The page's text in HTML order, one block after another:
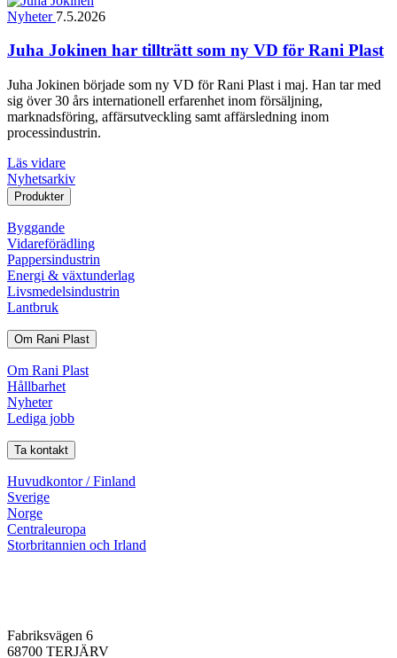
Nyheter 7.5.2026
Juha Jokinen har tillträtt som ny VD för Rani Plast
Juha Jokinen började som ny VD för Rani Plast i maj. Han tar med
sig över 30 års internationell erfarenhet inom försäljning,
marknadsföring, affärsutveckling samt affärsledning inom
processindustrin.
Läs vidare
Nyhetsarkiv
Produkter
Byggande
Vidareförädling
Pappersindustrin
Energi & växtunderlag
Livsmedelsindustrin
Lantbruk
Om Rani Plast
Om Rani Plast
Hållbarhet
Nyheter
Lediga jobb
Ta kontakt
Huvudkontor / Finland
Sverige
Norge
Centraleuropa
Storbritannien och Irland
Fabriksvägen 6
68700 TERJÄRV